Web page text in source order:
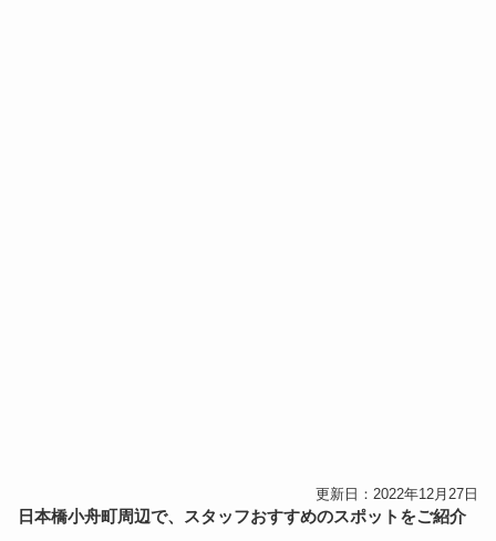
更新日：2022年12月27日
日本橋小舟町周辺で、スタッフおすすめのスポットをご紹介